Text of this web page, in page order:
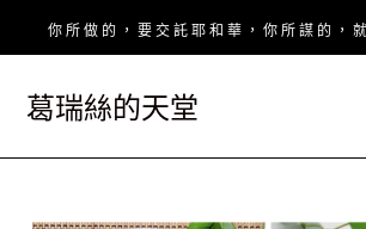
你 所 做 的 ， 要 交 託 耶 和 華 ， 你 所 謀 的 ，
葛瑞絲的天堂